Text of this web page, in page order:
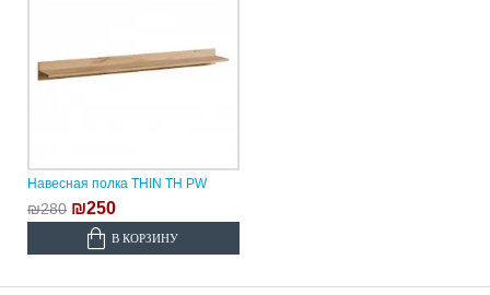
Навесная полка THIN TH PW
₪280 ₪250
В КОРЗИНУ